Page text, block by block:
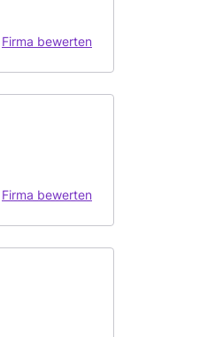
Firma bewerten
Firma bewerten